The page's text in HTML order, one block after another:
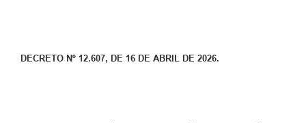
DECRETO Nº 12.607, DE 16 DE ABRIL DE 2026.